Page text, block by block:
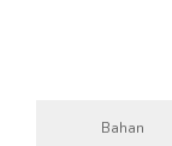
Bahan